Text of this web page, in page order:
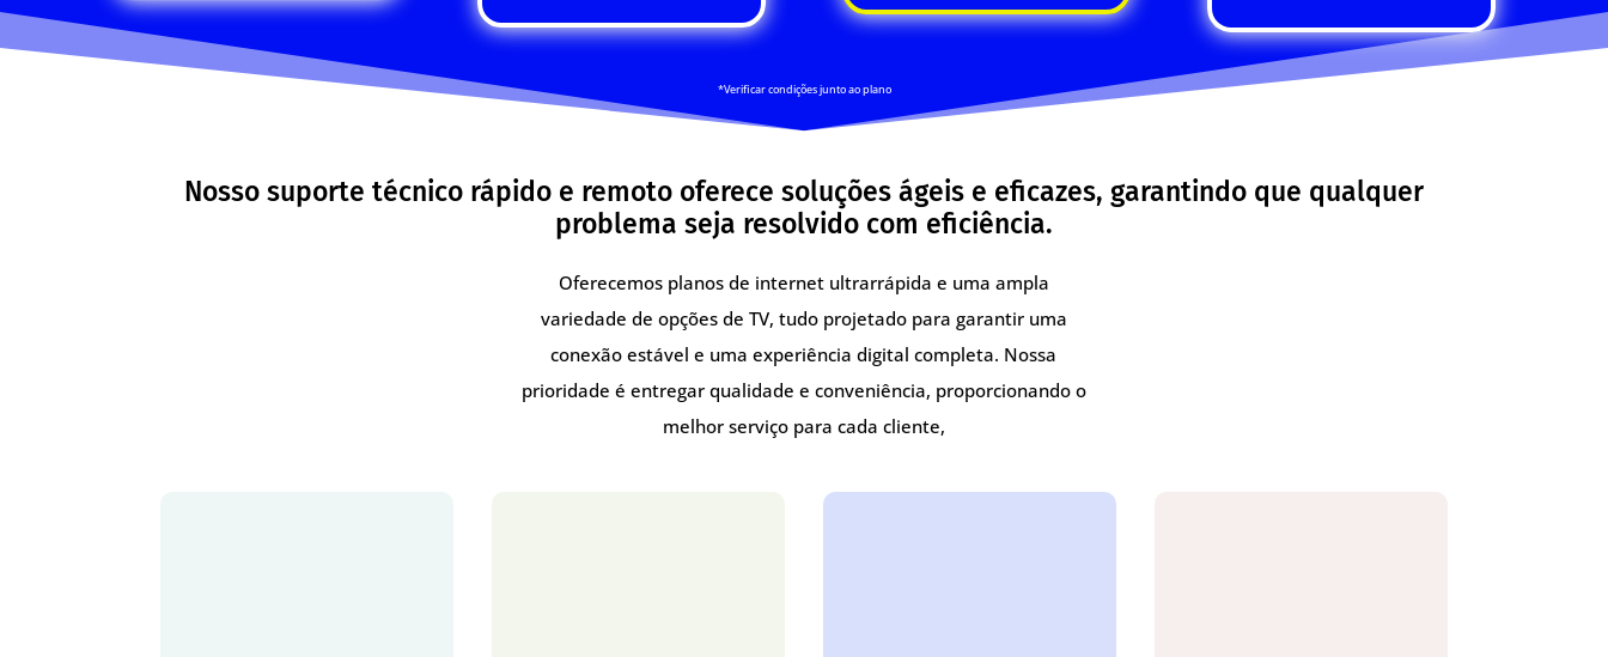
*Verificar condições junto ao plano
Nosso suporte técnico rápido e remoto oferece soluções ágeis e eficazes, garantindo que qualquer
problema seja resolvido com eficiência.
Oferecemos planos de internet ultrarrápida e uma ampla
variedade de opções de TV, tudo projetado para garantir uma
conexão estável e uma experiência digital completa. Nossa
prioridade é entregar qualidade e conveniência, proporcionando o
melhor serviço para cada cliente,